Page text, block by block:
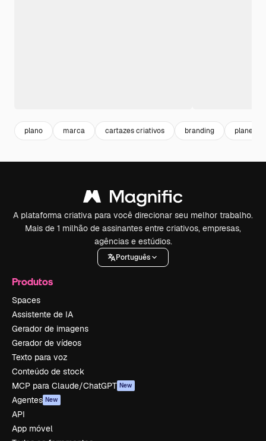
plano marca cartazes criativos branding planejar
A plataforma criativa para você direcionar seu melhor trabalho.
Mais de 1 milhão de assinantes entre criativos, empresas,
agências e estúdios.
Português
Produtos
Spaces
Assistente de IA
Gerador de imagens
Gerador de vídeos
Texto para voz
Conteúdo de stock
MCP para Claude/ChatGPT New
Agentes New
API
App móvel